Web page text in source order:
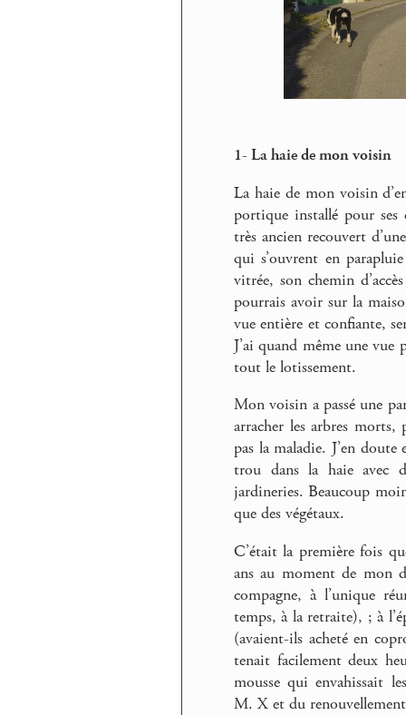
1- La haie de mon voisin
La haie de mon voisin
portique installé pour
très ancien recouvert
qui s’ouvrent en
vitrée, son chemin
pourrais avoir sur la
vue entière et confiante,
J’ai quand même une vue
tout le lotissement.
Mon voisin a passé une
arracher les arbres
pas la maladie. J’en
trou dans la haie avec
jardineries. Beaucoup
que des végétaux.
C’était la première fois
ans au moment de mon
compagne, à l’unique
temps, à la retraite), ; à
(avaient-ils acheté en
tenait facilement deux
mousse qui envahissait
M. X et du